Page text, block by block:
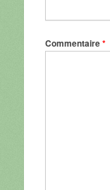
Commentaire*